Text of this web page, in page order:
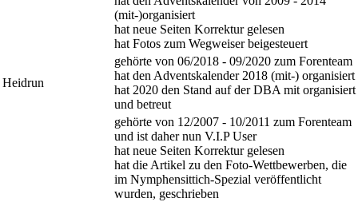
(mit-)organisiert
hat neue Seiten Korrektur gelesen
hat Fotos zum Wegweiser beigesteuert
Heidrun
gehörte von 06/2018 - 09/2020 zum Forenteam
hat den Adventskalender 2018 (mit-) organisiert
hat 2020 den Stand auf der DBA mit organisiert
und betreut
gehörte von 12/2007 - 10/2011 zum Forenteam
und ist daher nun V.I.P User
hat neue Seiten Korrektur gelesen
hat die Artikel zu den Foto-Wettbewerben, die
im Nymphensittich-Spezial veröffentlicht
wurden, geschrieben